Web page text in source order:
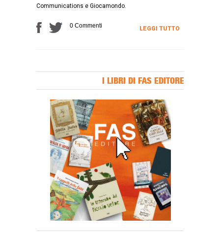
Communications e Giocamondo.
0 Commenti LEGGI TUTTO
I LIBRI DI FAS EDITORE